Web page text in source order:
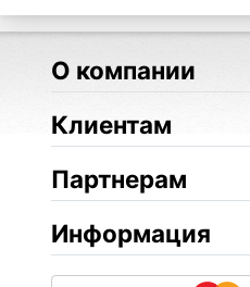
О компании
Клиентам
Партнерам
Информация